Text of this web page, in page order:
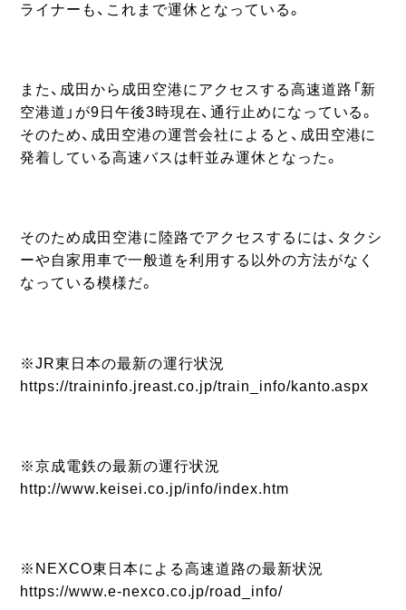
ライナーも、これまで運休となっている。
また、成田から成田空港にアクセスする高速道路「新
空港道」が9日午後3時現在、通行止めになっている。
そのため、成田空港の運営会社によると、成田空港に
発着している高速バスは軒並み運休となった。
そのため成田空港に陸路でアクセスするには、タクシ
ーや自家用車で一般道を利用する以外の方法がなく
なっている模様だ。
※JR東日本の最新の運行状況
https://traininfo.jreast.co.jp/train_info/kanto.aspx
※京成電鉄の最新の運行状況
http://www.keisei.co.jp/info/index.htm
※NEXCO東日本による高速道路の最新状況
https://www.e-nexco.co.jp/road_info/